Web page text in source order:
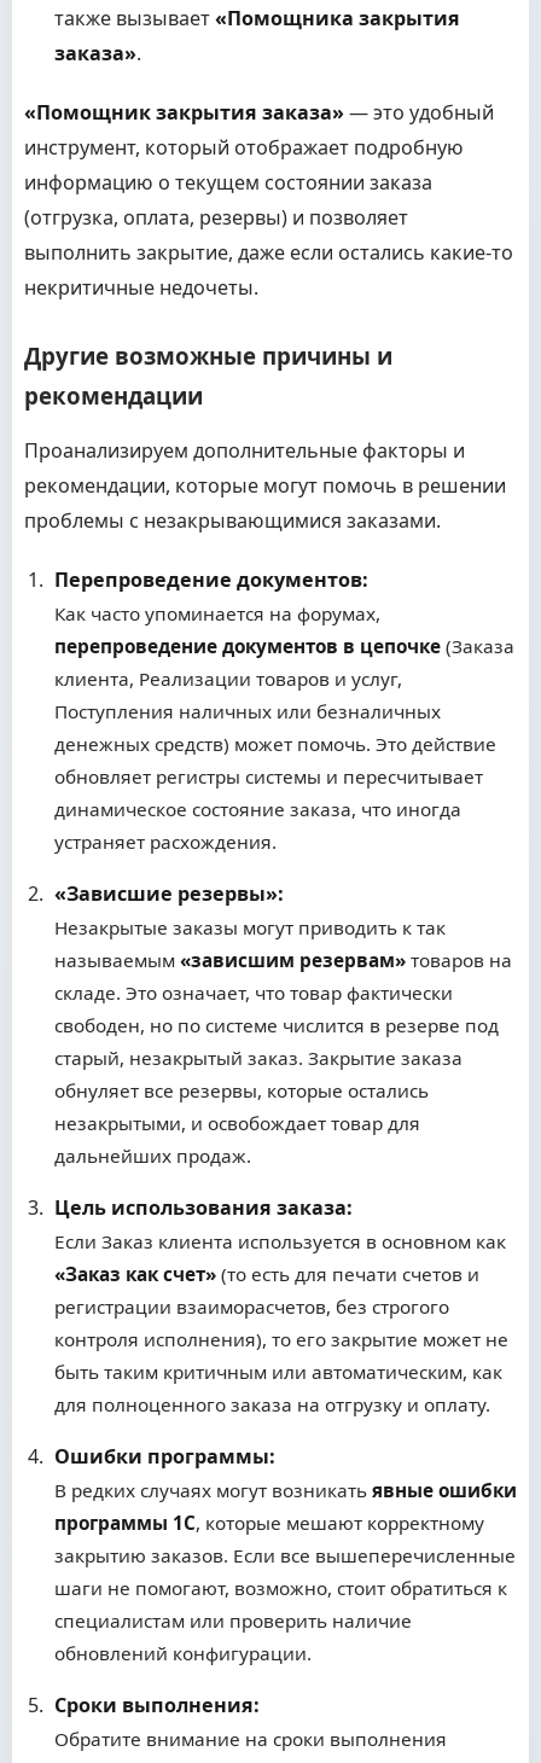
также вызывает«Помощника закрытия
заказа».
«Помощник закрытия заказа»— это удобный
инструмент, который отображает подробную
информацию о текущем состоянии заказа
(отгрузка, оплата, резервы) и позволяет
выполнить закрытие, даже если остались какие-то
некритичные недочеты.
Другие возможные причины и
рекомендации
Проанализируем дополнительные факторы и
рекомендации, которые могут помочь в решении
проблемы с незакрывающимися заказами.
Перепроведение документов:
Как часто упоминается на форумах,
перепроведение документов в цепочке (Заказа
клиента, Реализации товаров и услуг,
Поступления наличных или безналичных
денежных средств) может помочь. Это действие
обновляет регистры системы и пересчитывает
динамическое состояние заказа, что иногда
устраняет расхождения.
«Зависшие резервы»:
Незакрытые заказы могут приводить к так
называемым «зависшим резервам» товаров на
складе. Это означает, что товар фактически
свободен, но по системе числится в резерве под
старый, незакрытый заказ. Закрытие заказа
обнуляет все резервы, которые остались
незакрытыми, и освобождает товар для
дальнейших продаж.
Цель использования заказа:
Если Заказ клиента используется в основном как
«Заказ как счет» (то есть для печати счетов и
регистрации взаиморасчетов, без строгого
контроля исполнения), то его закрытие может не
быть таким критичным или автоматическим, как
для полноценного заказа на отгрузку и оплату.
Ошибки программы:
В редких случаях могут возникать явные ошибки
программы 1С, которые мешают корректному
закрытию заказов. Если все вышеперечисленные
шаги не помогают, возможно, стоит обратиться к
специалистам или проверить наличие
обновлений конфигурации.
Сроки выполнения:
Обратите внимание на сроки выполнения